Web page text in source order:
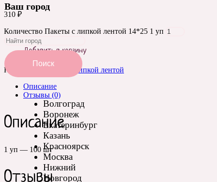
Ваш город
Поиск
Волгоград
Воронеж
Екатеринбург
Казань
Красноярск
Москва
Нижний
Новгород
310 ₽
Количество Пакеты с липкой лентой 14*25 1 уп
Добавить в корзину
Категория:
Пакеты с липкой лентой
Описание
Отзывы (0)
Описание
1 уп — 100 шт
Отзывы